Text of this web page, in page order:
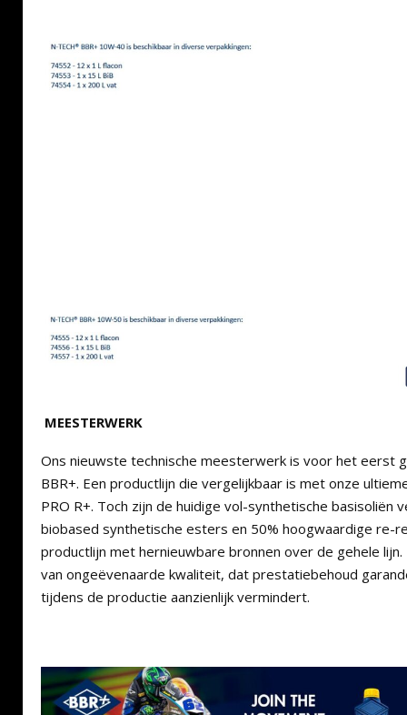
MEESTERWERK
Ons nieuwste technische meesterwerk is voor het eerst
BBR+. Een productlijn die vergelijkbaar is met onze
PRO R+. Toch zijn de huidige vol-synthetische basisoliën
biobased synthetische esters en 50% hoogwaardige re-
productlijn met hernieuwbare bronnen over de gehele
van ongeëvenaarde kwaliteit, dat prestatiebehoud
tijdens de productie aanzienlijk vermindert.